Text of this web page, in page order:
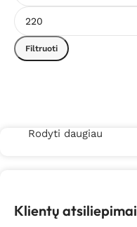
Filtruoti
Rodyti daugiau
Klientų